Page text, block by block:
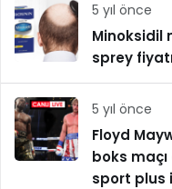
5 yıl önce
Minoksidil
sprey
5 yıl önce
Floyd
boks maçı
sport plus